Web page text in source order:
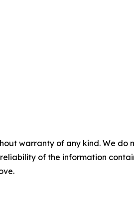
warranty of any kind. We
of the information